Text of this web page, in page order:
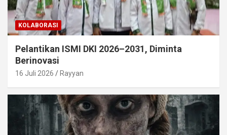
KOLABORASI
Pelantikan ISMI DKI 2026–2031, Diminta
Berinovasi
16 Juli 2026 Rayyan